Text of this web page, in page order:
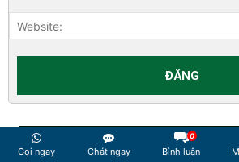
Gọi ngay Chát ngay
0
Bình luận